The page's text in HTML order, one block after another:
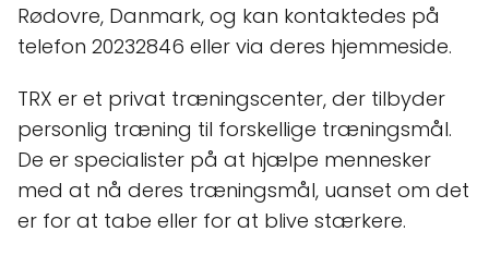
Rødovre, Danmark, og kan kontaktedes på
telefon 20232846 eller via deres hjemmeside.
TRX er et privat træningscenter, der tilbyder
personlig træning til forskellige træningsmål.
De er specialister på at hjælpe mennesker
med at nå deres træningsmål, uanset om det
er for at tabe eller for at blive stærkere.